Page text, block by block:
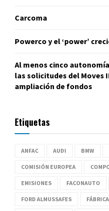
Carcoma
Powerco y el ‘power’
Al menos cinco
las solicitudes del Moves
ampliación de fondos
Etiquetas
ANFAC AUDI BMW
COMISIÓN EUROPEA
EMISIONES FACONAUTO
FORD ALMUSSAFES